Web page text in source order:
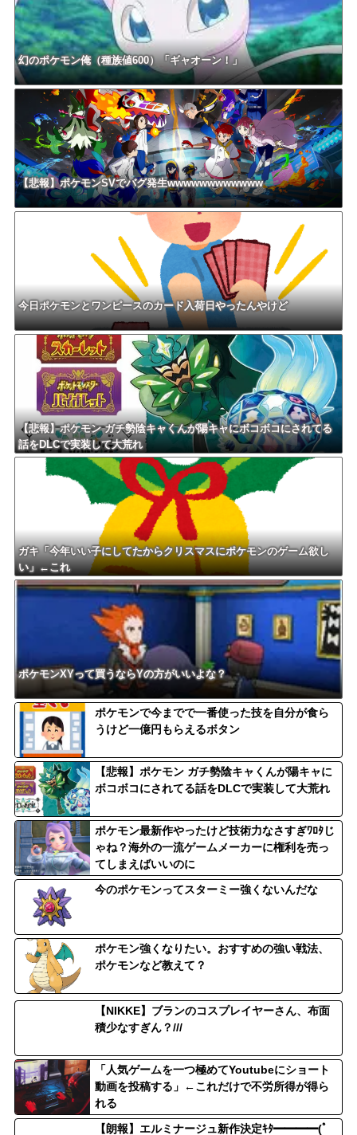
幻のポケモン俺（種族値600）「ギャオーン！」
【悲報】ポケモンSVでバグ発生wwwwwwwwwwww
今日ポケモンとワンピースのカード入荷日やったんやけど
【悲報】ポケモン ガチ勢陰キャくんが陽キャにボコボコにされてる
話をDLCで実装して大荒れ
ガキ「今年いい子にしてたからクリスマスにポケモンのゲーム欲し
い」←これ
ポケモンXYって買うならYの方がいいよな？
ポケモンで今までで一番使った技を自分が食ら
うけど一億円もらえるボタン
【悲報】ポケモン ガチ勢陰キャくんが陽キャに
ボコボコにされてる話をDLCで実装して大荒れ
ポケモン最新作やったけど技術力なさすぎﾜﾛﾀじ
ゃね？海外の一流ゲームメーカーに権利を売っ
てしまえばいいのに
今のポケモンってスターミー強くないんだな
ポケモン強くなりたい。おすすめの強い戦法、
ポケモンなど教えて？
【NIKKE】ブランのコスプレイヤーさん、布面
積少なすぎん？///
「人気ゲームを一つ極めてYoutubeにショート
動画を投稿する」←これだけで不労所得が得ら
れる
【朗報】エルミナージュ新作決定ｷﾀ━━━━(ﾟ